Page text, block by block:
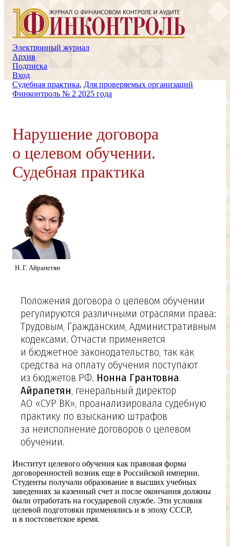
Электронный журнал
Архив
Подписка
Вход
Судебная практика, Для проверяемых организаций
Финконтроль № 2 2025 года
Нарушение договора
о целевом обучении.
Судебная практика
Н. Г. Айрапетян
Положения договора о целевом обучении
регулируются различными отраслями права:
Трудовым, Гражданским, Административным
кодексами. Отчасти применяется
и бюджетное законодательство, так как
средства на оплату обучения поступают
из бюджетов РФ. Нонна Грантовна
Айрапетян, генеральный директор
АО «СУР ВК», проанализировала судебную
практику по взысканию штрафов
за неисполнение договоров о целевом
обучении.
Институт целевого обучения как правовая форма
договоренностей возник еще в Российской империи.
Студенты получали образование в высших учебных
заведениях за казенный счет и после окончания должны
были отработать на государевой службе. Эти условия
целевой подготовки применялись и в эпоху СССР,
и в постсоветское время.